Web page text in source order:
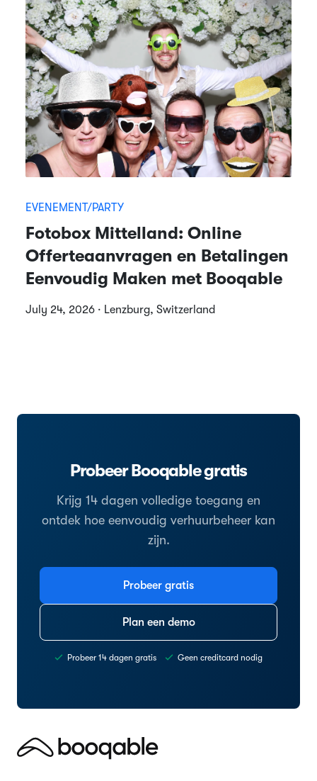
EVENEMENT/PARTY
Fotobox Mittelland: Online
Offerteaanvragen en Betalingen
Eenvoudig Maken met Booqable
July 24, 2026 · Lenzburg, Switzerland
Probeer Booqable gratis
Krijg 14 dagen volledige toegang en
ontdek hoe eenvoudig verhuurbeheer kan
zijn.
Probeer gratis
Plan een demo
Probeer 14 dagen gratis Geen creditcard nodig